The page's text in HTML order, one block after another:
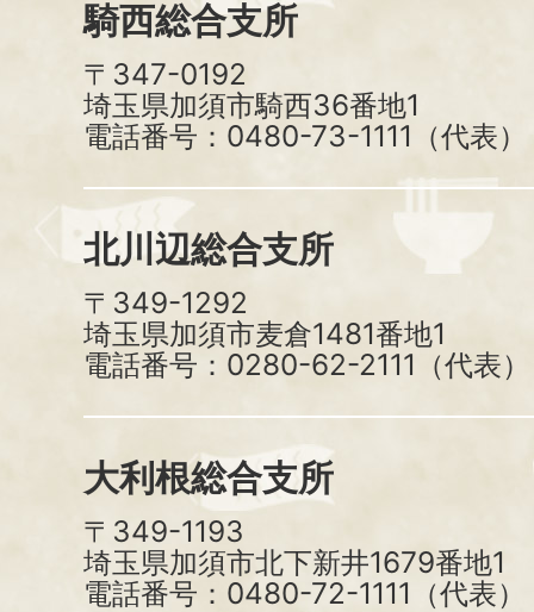
騎西総合支所
〒347-0192
埼玉県加須市騎西36番地1
電話番号：0480-73-1111（代表）
北川辺総合支所
〒349-1292
埼玉県加須市麦倉1481番地1
電話番号：0280-62-2111（代表）
大利根総合支所
〒349-1193
埼玉県加須市北下新井1679番地1
電話番号：0480-72-1111（代表）